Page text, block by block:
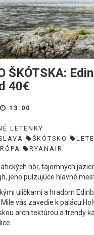
ŠKÓTSKA:
40€
13:00
LETENKY
ŠKÓTSKO
RYANAIR
hôr, tajomných
jeho pulzujúce hlavné
uličkami a hradom
vás zavedie k palácu
architektúrou a trendy